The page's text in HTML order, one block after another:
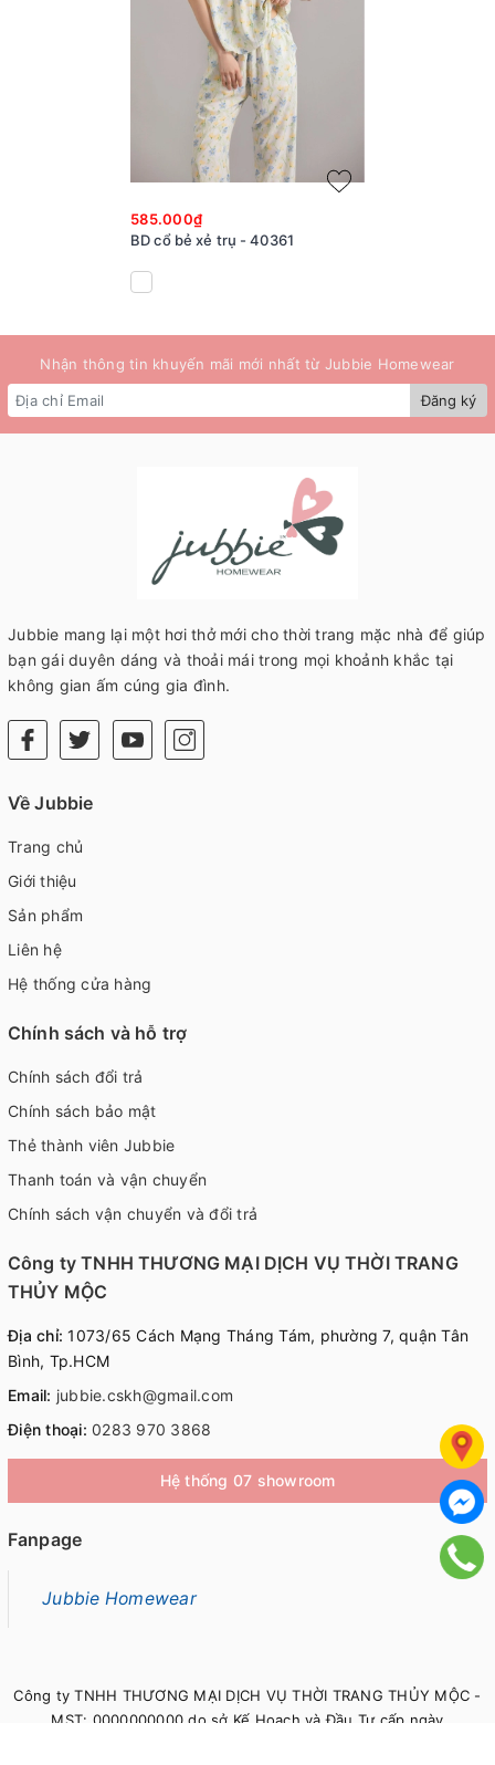
585.000₫
BD cổ bẻ xẻ trụ - 40361
Nhận thông tin khuyến mãi mới nhất từ Jubbie Homewear
Đăng ký
Jubbie mang lại một hơi thở mới cho thời trang mặc nhà để giúp
bạn gái duyên dáng và thoải mái trong mọi khoảnh khắc tại
không gian ấm cúng gia đình.
Về Jubbie
Trang chủ
Giới thiệu
Sản phẩm
Liên hệ
Hệ thống cửa hàng
Chính sách và hỗ trợ
Chính sách đổi trả
Chính sách bảo mật
Thẻ thành viên Jubbie
Thanh toán và vận chuyển
Chính sách vận chuyển và đổi trả
Công ty TNHH THƯƠNG MẠI DỊCH VỤ THỜI TRANG
THỦY MỘC
Địa chỉ: 1073/65 Cách Mạng Tháng Tám, phường 7, quận Tân
Bình, Tp.HCM
Email: jubbie.cskh@gmail.com
Điện thoại: 0283 970 3868
Hệ thống 07 showroom
Công ty TNHH THƯƠNG MẠI DỊCH VỤ THỜI TRANG THỦY MỘC -
MST: 0000000000 do sở Kế Hoạch và Đầu Tư cấp ngày
Fanpage
Jubbie Homewear